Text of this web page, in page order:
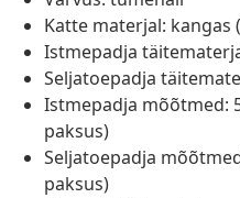
Katte materjal: kangas
Istmepadja
Seljatoepadja
Istmepadja mõõtmed:
paksus)
Seljatoepadja
paksus)